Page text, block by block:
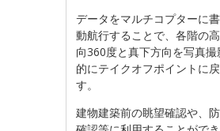
データをマルチコプターに
動航行することで、各階の
向360度と真下方向を写真撮
的にテイクオフポイントに
す。
建物建築前の眺望確認や、